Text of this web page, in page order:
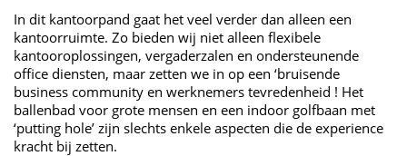
In dit kantoorpand gaat het veel verder dan alleen een
kantoorruimte. Zo bieden wij niet alleen flexibele
kantooroplossingen, vergaderzalen en ondersteunende
office diensten, maar zetten we in op een ‘bruisende
business community en werknemers tevredenheid ! Het
ballenbad voor grote mensen en een indoor golfbaan met
‘putting hole’ zijn slechts enkele aspecten die de experience
kracht bij zetten.